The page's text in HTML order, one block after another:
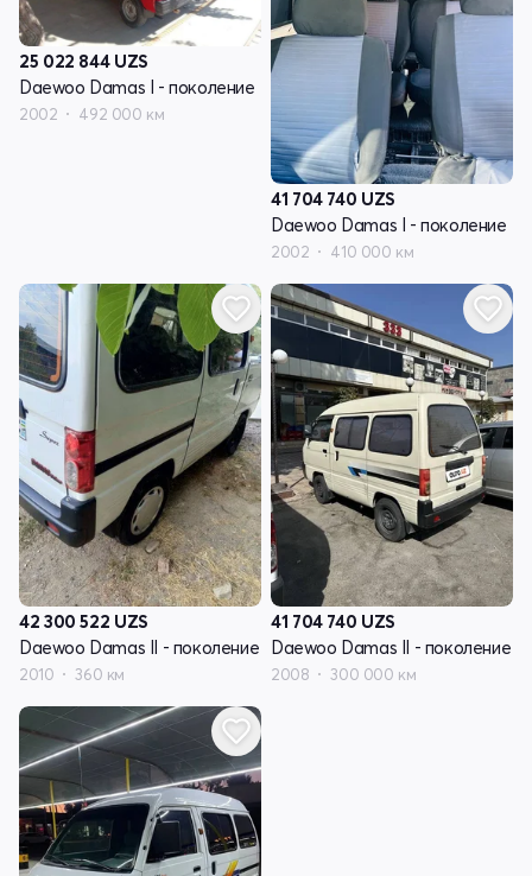
25 022 844 UZS
Daewoo Damas I - поколение
2002 492 000 км
41 704 740 UZS
Daewoo Damas I - поколение
2002 410 000 км
42 300 522 UZS
Daewoo Damas II - поколение
2010 360 км
41 704 740 UZS
Daewoo Damas II - поколение
2008 300 000 км